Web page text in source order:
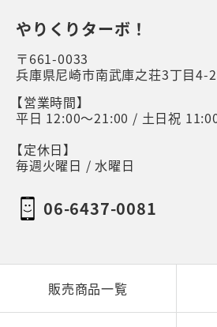
やりくりターボ！
〒661-0033
兵庫県尼崎市南武庫之荘3丁目4-
【営業時間】
平日 12:00～21:00 / 土日祝
【定休日】
毎週火曜日 / 水曜日
06-6437-0081
販売商品一覧